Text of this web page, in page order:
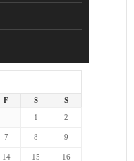
F S
S
1
2
7 8 9
14 15 16